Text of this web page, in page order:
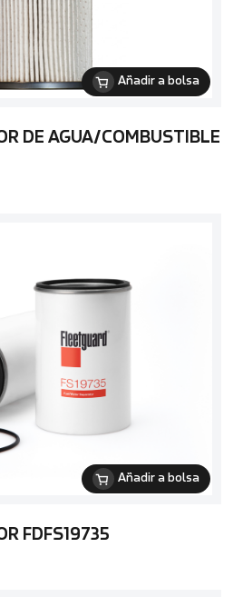
Añadir a bolsa
DE AGUA/COMBUSTIBLE
Añadir a bolsa
FDFS19735